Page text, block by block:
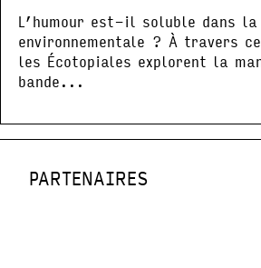
L’humour est-il soluble dans
environnementale ? À travers
les Écotopiales explorent la
bande...
PARTENAIRES